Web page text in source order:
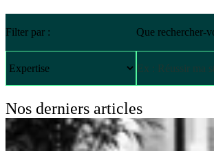
Filter par : Que rechercher-
Nos derniers articles